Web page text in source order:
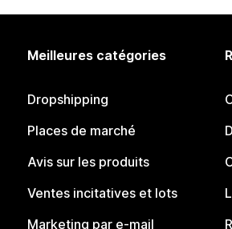
Meilleures catégories
Dropshipping
Places de marché
Avis sur les produits
Ventes incitatives et lots
Marketing par e-mail